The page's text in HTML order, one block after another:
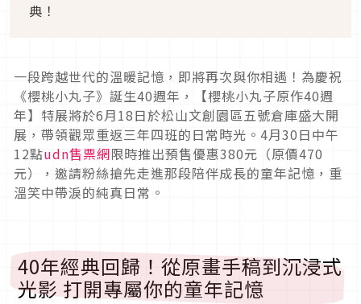
典！
一段跨越世代的溫暖記憶，即將再次與你相遇！為慶祝
《櫻桃小丸子》誕生40週年，【櫻桃小丸子原作40週
年】特展將於6月18日於松山文創園區五號倉庫盛大開
展，帶領觀眾重返三年四班的日常時光。4月30日中午
12點udn售票網限時推出預售優惠380元（原價470
元），邀請粉絲搶先走進那段陪伴成長的童年記憶，重
溫笑中帶淚的純真日常。
40年經典回歸！從原畫手稿到沉浸式
光影 打開專屬你的童年記憶